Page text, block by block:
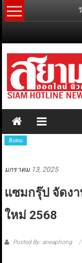
Skip
to
สังคม
มกราคม 13, 2025
แซมกรุ๊ป จัดง
ใหม่ 2568
Posted By: aneaphong